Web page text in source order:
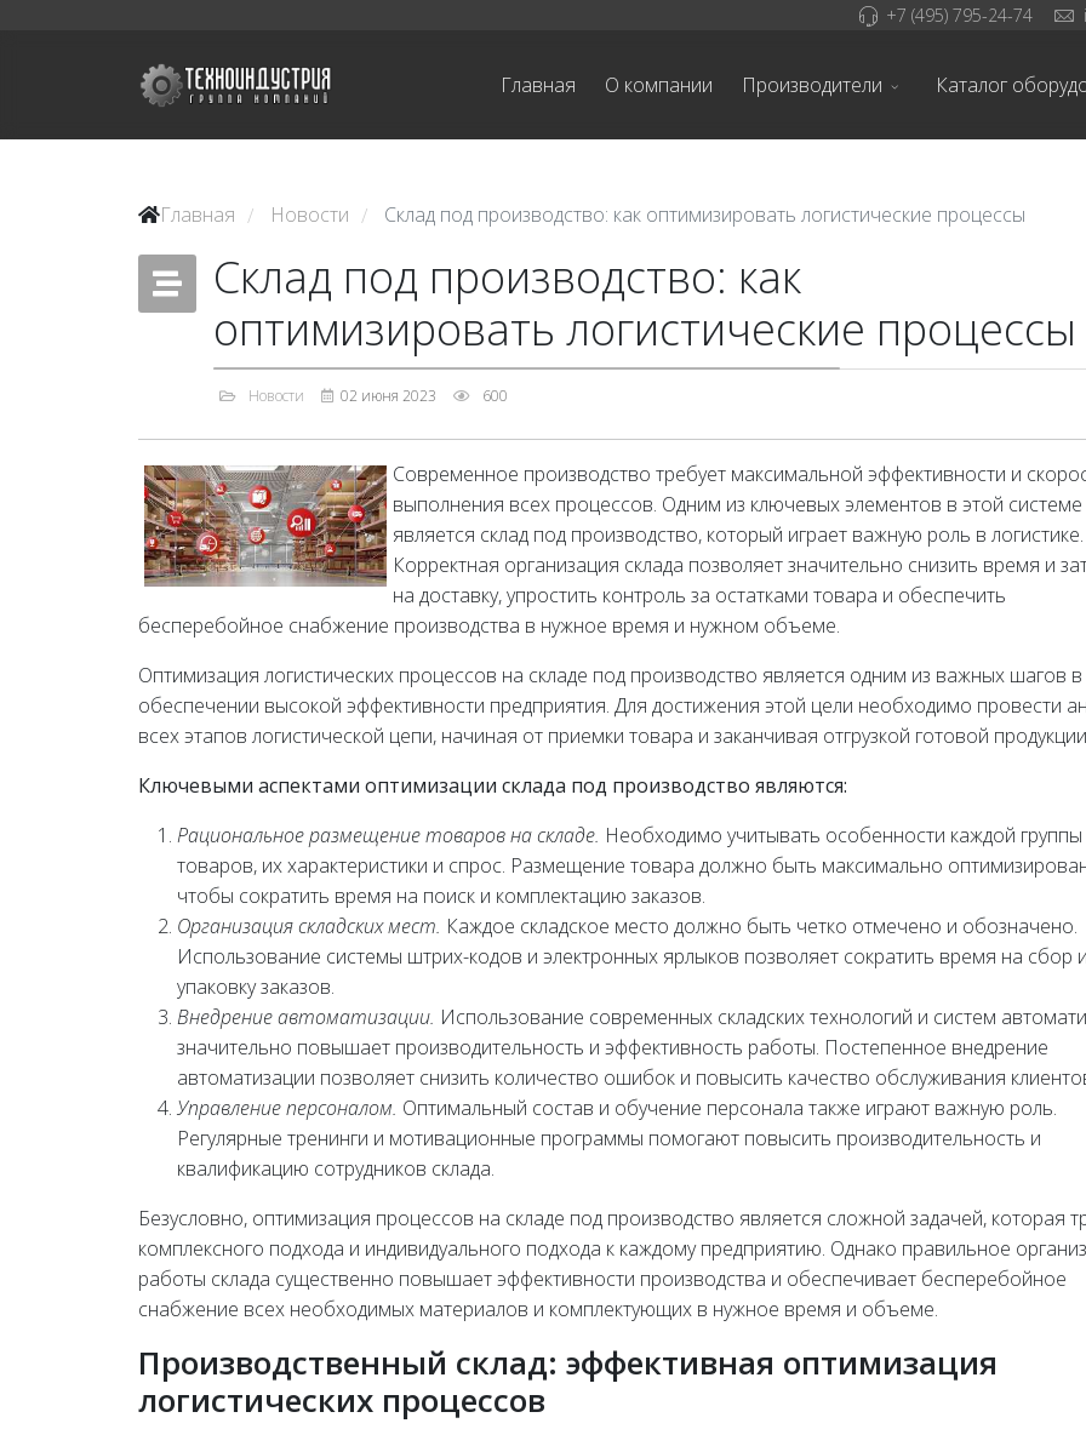
+7 (495) 795-24-74
Главная О компании Производители Каталог
Главная / Новости / Склад под производство: как оптимизировать логистические процессы
Склад под производство: как
оптимизировать логистические процессы
Новости 02 июня 2023 600
Современное производство требует максимальной эффективности и
выполнения всех процессов. Одним из ключевых элементов в этой системе
является склад под производство, который играет важную роль в логистике.
Корректная организация склада позволяет значительно снизить время и
на доставку, упростить контроль за остатками товара и обеспечить
бесперебойное снабжение производства в нужное время и нужном объеме.
Оптимизация логистических процессов на складе под производство является одним из важных шагов в
обеспечении высокой эффективности предприятия. Для достижения этой цели необходимо провести
всех этапов логистической цепи, начиная от приемки товара и заканчивая отгрузкой готовой
Ключевыми аспектами оптимизации склада под производство являются:
Рациональное размещение товаров на складе. Необходимо учитывать особенности каждой группы
товаров, их характеристики и спрос. Размещение товара должно быть максимально
чтобы сократить время на поиск и комплектацию заказов.
Организация складских мест. Каждое складское место должно быть четко отмечено и обозначено.
Использование системы штрих-кодов и электронных ярлыков позволяет сократить время на сбор и
упаковку заказов.
Внедрение автоматизации. Использование современных складских технологий и систем
значительно повышает производительность и эффективность работы. Постепенное внедрение
автоматизации позволяет снизить количество ошибок и повысить качество обслуживания
Управление персоналом. Оптимальный состав и обучение персонала также играют важную роль.
Регулярные тренинги и мотивационные программы помогают повысить производительность и
квалификацию сотрудников склада.
Безусловно, оптимизация процессов на складе под производство является сложной задачей, которая
комплексного подхода и индивидуального подхода к каждому предприятию. Однако правильное
работы склада существенно повышает эффективности производства и обеспечивает бесперебойное
снабжение всех необходимых материалов и комплектующих в нужное время и объеме.
Производственный склад: эффективная оптимизация
логистических процессов